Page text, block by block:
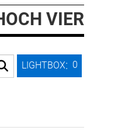
LIGHTBOX: 0
VIER